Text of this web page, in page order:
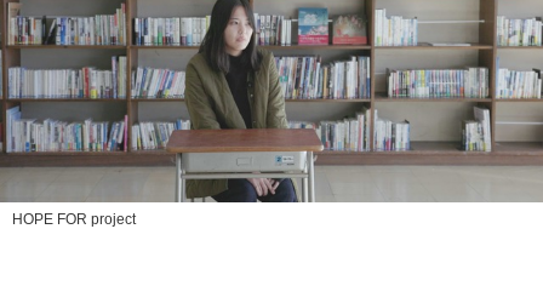
HOPE FOR project